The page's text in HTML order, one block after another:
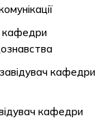
кафедри
кафедри
кафедри